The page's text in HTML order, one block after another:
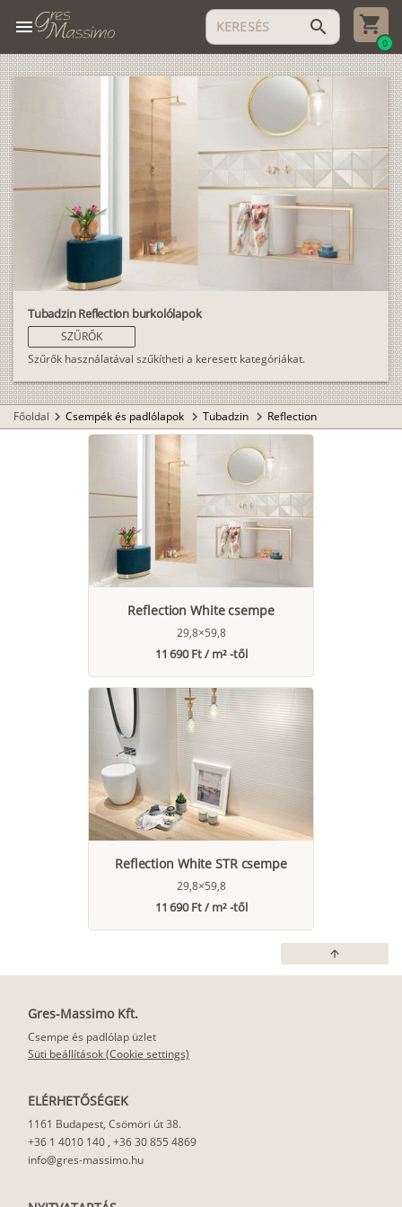
menu search
0
Tubadzin Reflection burkolólapok
SZŰRŐK
Szűrők használatával szűkítheti a keresett kategóriákat.
Főoldal chevron_right Csempék és padlólapok chevron_right Tubadzin chevron_right Reflection
Reflection White csempe
29,8×59,8
11 690 Ft / m² -től
Reflection White STR csempe
29,8×59,8
11 690 Ft / m² -től
arrow_upward
Gres-Massimo Kft.
Csempe és padlólap üzlet
Süti beállítások (Cookie settings)
ELÉRHETŐSÉGEK
1161 Budapest, Csömöri út 38.
+36 1 4010 140 , +36 30 855 4869
info@gres-massimo.hu